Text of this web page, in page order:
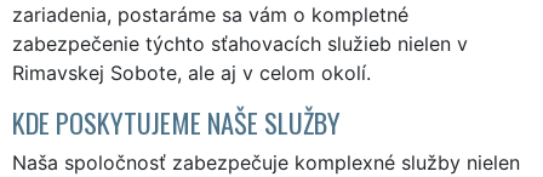
zariadenia, postaráme sa vám o kompletné
zabezpečenie týchto sťahovacích služieb nielen v
Rimavskej Sobote, ale aj v celom okolí.
KDE POSKYTUJEME NAŠE SLUŽBY
Naša spoločnosť zabezpečuje komplexné služby nielen